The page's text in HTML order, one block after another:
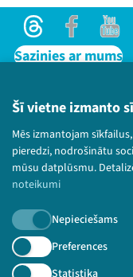
Šī vietne izmanto
Mēs izmantojam
pieredzi, nodrošinātu
mūsu datplūsmu.
noteikumi
Nepieciešams
Preferences
Statistika
ThreadsFacebook
Sazinies ar mums
Lietošanas
Bērnu
© 2026 Sarunu
paturētas.
Piesakies